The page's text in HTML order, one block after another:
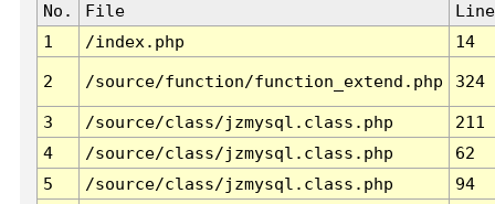
No. File
Line
1
/index.php 14
2 /source/function/function_extend.php 324
3 /source/class/jzmysql.class.php
211
4
/source/class/jzmysql.class.php
62
5
/source/class/jzmysql.class.php
94